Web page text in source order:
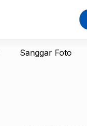
Sanggar Foto